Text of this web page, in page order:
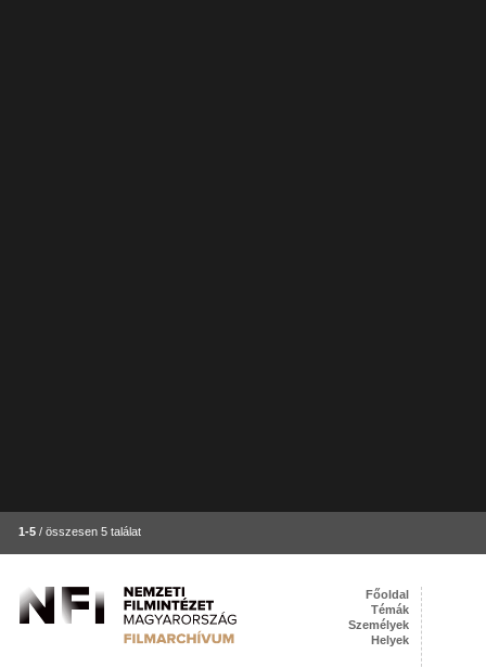
1-5 / összesen 5 találat
Főoldal
Témák
Személyek
Helyek